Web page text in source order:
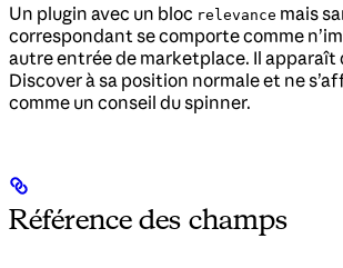
Un plugin avec un bloc relevance mais
correspondant se comporte comme
autre entrée de marketplace. Il apparaît
Discover à sa position normale et ne
comme un conseil du spinner.
Référence des champs